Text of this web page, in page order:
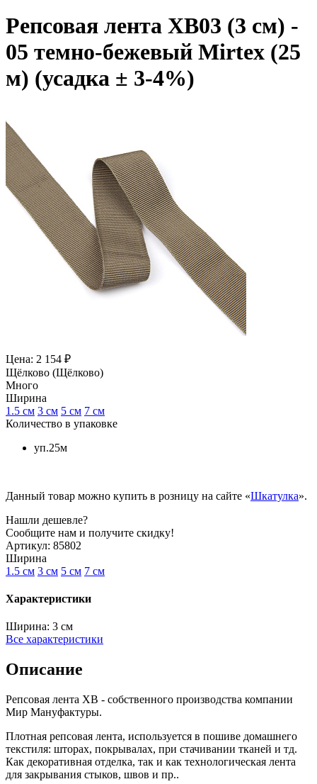
Репсовая лента XB03 (3 см) -
05 темно-бежевый Mirtex (25
м) (усадка ± 3-4%)
Цена: 2 154 ₽
Щёлково (Щёлково)
Много
Ширина
1.5 см 3 см 5 см 7 см
Количество в упаковке
уп.25м
Данный товар можно купить в розницу на сайте «Шкатулка».
Нашли дешевле?
Сообщите нам и получите скидку!
Артикул: 85802
Ширина
1.5 см 3 см 5 см 7 см
Характеристики
Ширина: 3 см
Все характеристики
Описание
Репсовая лента XB - собственного производства компании
Мир Мануфактуры.
Плотная репсовая лента, используется в пошиве домашнего
текстиля: шторах, покрывалах, при стачивании тканей и тд.
Как декоративная отделка, так и как технологическая лента
для закрывания стыков, швов и пр..